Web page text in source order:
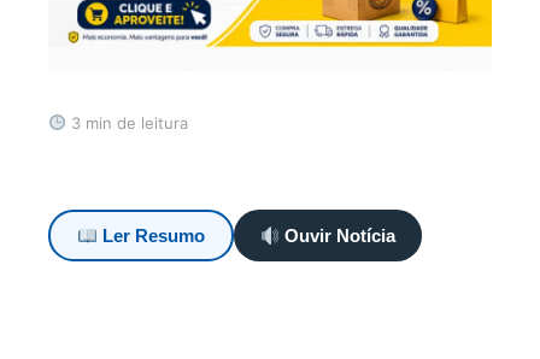
3 min de leitura
Ler Resumo Ouvir Notícia